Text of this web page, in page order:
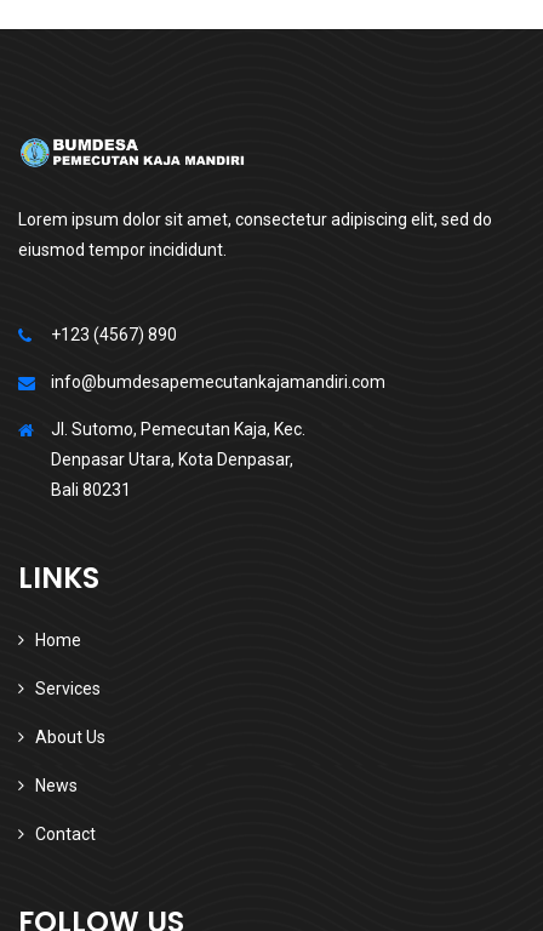
Lorem ipsum dolor sit amet, consectetur adipiscing elit, sed do
eiusmod tempor incididunt.
+123 (4567) 890
info@bumdesapemecutankajamandiri.com
Jl. Sutomo, Pemecutan Kaja, Kec.
Denpasar Utara, Kota Denpasar,
Bali 80231
LINKS
Home
Services
About Us
News
Contact
FOLLOW US